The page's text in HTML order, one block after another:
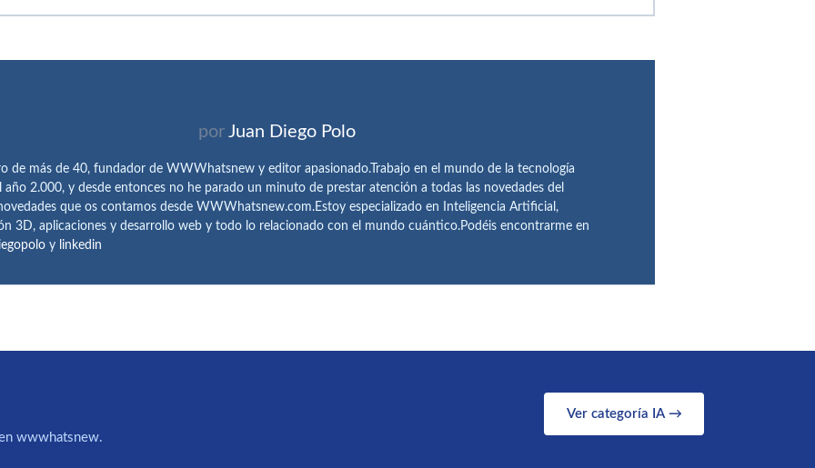
por Juan Diego Polo
de más de 40, fundador de WWWhatsnew y editor apasionado.Trabajo en el mundo de la tecnología
año 2.000, y desde entonces no he parado un minuto de prestar atención a todas las novedades del
que os contamos desde WWWhatsnew.com.Estoy especializado en Inteligencia Artificial,
3D, aplicaciones y desarrollo web y todo lo relacionado con el mundo cuántico.Podéis encontrarme en
y linkedin
wwwhatsnew.
Ver categoría IA →